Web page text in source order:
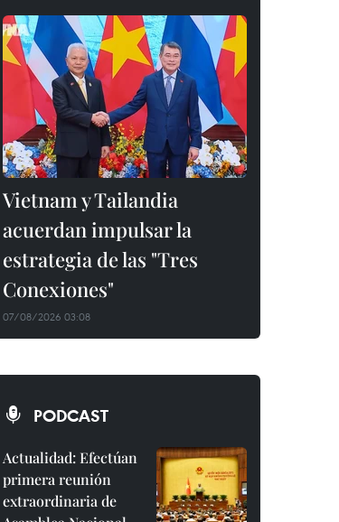
Vietnam y Tailandia
acuerdan impulsar la
estrategia de las "Tres
Conexiones"
07/08/2026 03:08
PODCAST
Actualidad: Efectúan
primera reunión
extraordinaria de